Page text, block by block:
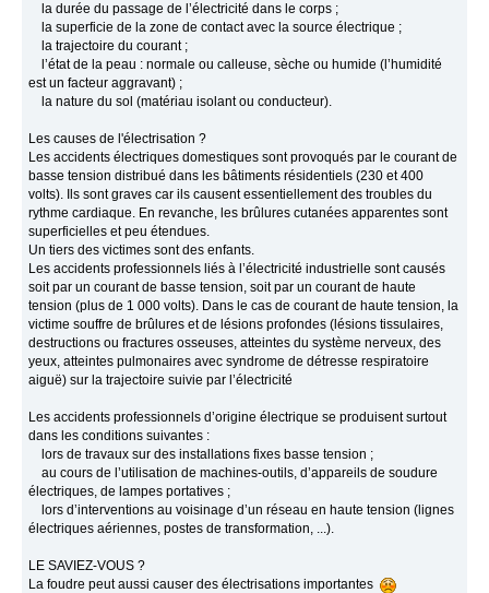
la durée du passage de l’électricité dans le corps ;
la superficie de la zone de contact avec la source électrique ;
la trajectoire du courant ;
l’état de la peau : normale ou calleuse, sèche ou humide (l’humidité
est un facteur aggravant) ;
la nature du sol (matériau isolant ou conducteur).
Les causes de l'électrisation ?
Les accidents électriques domestiques sont provoqués par le courant de
basse tension distribué dans les bâtiments résidentiels (230 et 400
volts). Ils sont graves car ils causent essentiellement des troubles du
rythme cardiaque. En revanche, les brûlures cutanées apparentes sont
superficielles et peu étendues.
Un tiers des victimes sont des enfants.
Les accidents professionnels liés à l’électricité industrielle sont causés
soit par un courant de basse tension, soit par un courant de haute
tension (plus de 1 000 volts). Dans le cas de courant de haute tension, la
victime souffre de brûlures et de lésions profondes (lésions tissulaires,
destructions ou fractures osseuses, atteintes du système nerveux, des
yeux, atteintes pulmonaires avec syndrome de détresse respiratoire
aiguë) sur la trajectoire suivie par l’électricité
Les accidents professionnels d’origine électrique se produisent surtout
dans les conditions suivantes :
lors de travaux sur des installations fixes basse tension ;
au cours de l’utilisation de machines-outils, d’appareils de soudure
électriques, de lampes portatives ;
lors d’interventions au voisinage d’un réseau en haute tension (lignes
électriques aériennes, postes de transformation, ...).
LE SAVIEZ-VOUS ?
La foudre peut aussi causer des électrisations importantes